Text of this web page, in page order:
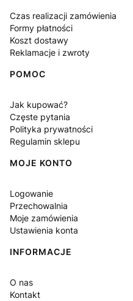
Czas realizacji zamówienia
Formy płatności
Koszt dostawy
Reklamacje i zwroty
POMOC
Jak kupować?
Częste pytania
Polityka prywatności
Regulamin sklepu
MOJE KONTO
Logowanie
Przechowalnia
Moje zamówienia
Ustawienia konta
INFORMACJE
O nas
Kontakt